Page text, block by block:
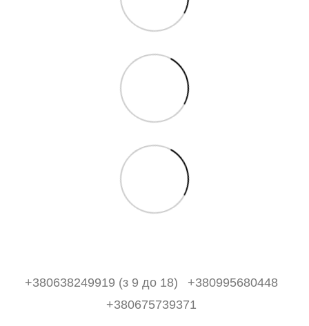
+380638249919 (з 9 до 18)
+380995680448
+380675739371